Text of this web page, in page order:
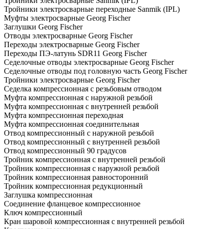
Тройники электросварные переходные Sanmik (IPL)
Муфты электросварные Georg Fischer
Заглушки Georg Fischer
Отводы электросварные Georg Fischer
Переходы электросварные Georg Fischer
Переходы ПЭ-латунь SDR11 Georg Fischer
Седелочные отводы электросварные Georg Fischer
Седелочные отводы под головную часть Georg Fischer
Тройники электросварные Georg Fischer
Седелка компрессионная с резьбовым отводом
Муфта компрессионная с наружной резьбой
Муфта компрессионная с внутренней резьбой
Муфта компрессионная переходная
Муфта компрессионная соединительная
Отвод компрессионный с наружной резьбой
Отвод компрессионный с внутренней резьбой
Отвод компрессионный 90 градусов
Тройник компрессионная с внутренней резьбой
Тройник компрессионная с наружной резьбой
Тройник компрессионная равносторонний
Тройник компрессионная редукционный
Заглушка компрессионная
Соединение фланцевое компрессионное
Ключ компрессионный
Кран шаровой компрессионная с внутренней резьбой